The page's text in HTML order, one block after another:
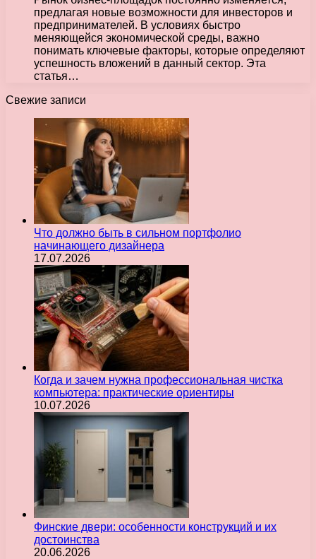
предлагая новые возможности для инвесторов и
предпринимателей. В условиях быстро
меняющейся экономической среды, важно
понимать ключевые факторы, которые определяют
успешность вложений в данный сектор. Эта
статья…
Свежие записи
Что должно быть в сильном портфолио
начинающего дизайнера
17.07.2026
Когда и зачем нужна профессиональная чистка
компьютера: практические ориентиры
10.07.2026
Финские двери: особенности конструкций и их
достоинства
20.06.2026